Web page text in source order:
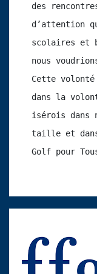
des
d’attention
scolaires et
nous
Cette
dans la
isérois dans
taille et dans
Golf pour